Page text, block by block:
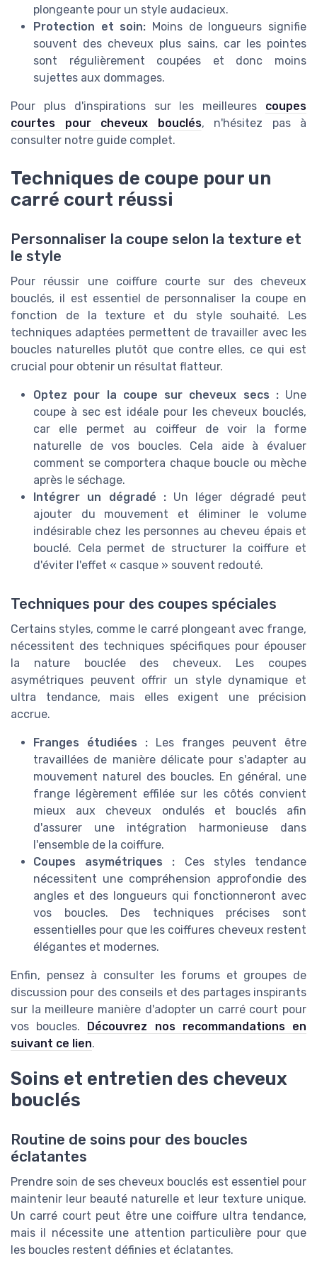
plongeante pour un style audacieux.
Protection et soin: Moins de longueurs signifie
souvent des cheveux plus sains, car les pointes
sont régulièrement coupées et donc moins
sujettes aux dommages.
Pour plus d'inspirations sur les meilleures coupes
courtes pour cheveux bouclés, n'hésitez pas à
consulter notre guide complet.
Techniques de coupe pour un
carré court réussi
Personnaliser la coupe selon la texture et
le style
Pour réussir une coiffure courte sur des cheveux
bouclés, il est essentiel de personnaliser la coupe en
fonction de la texture et du style souhaité. Les
techniques adaptées permettent de travailler avec les
boucles naturelles plutôt que contre elles, ce qui est
crucial pour obtenir un résultat flatteur.
Optez pour la coupe sur cheveux secs :Une
coupe à sec est idéale pour les cheveux bouclés,
car elle permet au coiffeur de voir la forme
naturelle de vos boucles. Cela aide à évaluer
comment se comportera chaque boucle ou mèche
après le séchage.
Intégrer un dégradé :Un léger dégradé peut
ajouter du mouvement et éliminer le volume
indésirable chez les personnes au cheveu épais et
bouclé. Cela permet de structurer la coiffure et
d'éviter l'effet « casque » souvent redouté.
Techniques pour des coupes spéciales
Certains styles, comme le carré plongeant avec frange,
nécessitent des techniques spécifiques pour épouser
la nature bouclée des cheveux. Les coupes
asymétriques peuvent offrir un style dynamique et
ultra tendance, mais elles exigent une précision
accrue.
Franges étudiées : Les franges peuvent être
travaillées de manière délicate pour s'adapter au
mouvement naturel des boucles. En général, une
frange légèrement effilée sur les côtés convient
mieux aux cheveux ondulés et bouclés afin
d'assurer une intégration harmonieuse dans
l'ensemble de la coiffure.
Coupes asymétriques : Ces styles tendance
nécessitent une compréhension approfondie des
angles et des longueurs qui fonctionneront avec
vos boucles. Des techniques précises sont
essentielles pour que les coiffures cheveux restent
élégantes et modernes.
Enfin, pensez à consulter les forums et groupes de
discussion pour des conseils et des partages inspirants
sur la meilleure manière d'adopter un carré court pour
vos boucles. Découvrez nos recommandations en
suivant ce lien.
Soins et entretien des cheveux
bouclés
Routine de soins pour des boucles
éclatantes
Prendre soin de ses cheveux bouclés est essentiel pour
maintenir leur beauté naturelle et leur texture unique.
Un carré court peut être une coiffure ultra tendance,
mais il nécessite une attention particulière pour que
les boucles restent définies et éclatantes.